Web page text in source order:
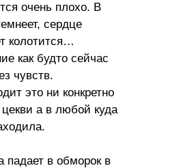
очень плохо. В
сердце
колотится…
как будто сейчас
чувств.
это ни конкретно
а в любой куда
падает в обморок в